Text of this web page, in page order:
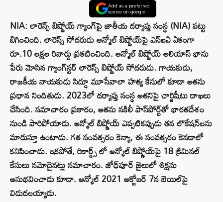
Add as a preferred
source on google
NIA: లారెన్స్ బిష్ణోయ్ గ్యాంగ్‌పై జాతీయ దర్యాప్తు సంస్థ (NIA) పట్టు
బిగించింది. లారెన్స్ సోదరుడు అన్మోల్ బిష్ణోయ్‌పై ఎన్‌ఐఏ ఏకంగా
రూ.10 లక్షల రివార్డు ప్రకటించింది. అన్మోల్ బిష్ణోయ్ అలియాస్ భాను
పేరు మోసిన గ్యాంగ్‌స్టర్ లారెన్స్ బిష్ణోయ్ సోదరుడు. గాయకుడు,
రాజకీయ నాయకుడు సిద్ధూ మూసేవాలా హత్య కేసులో కూడా అతను
ప్రధాన నిందితుడు. 2023లో దర్యాప్తు సంస్థ అతనిపై చార్జిషీటు దాఖలు
చేసింది. సమాచారం ప్రకారం, అతను నకిలీ పాస్‌పోర్ట్‌తో భారతదేశం
నుండి పారిపోయాడు. అన్మోల్ బిష్ణోయ్ ఎప్పటికప్పుడు తన లొకేషన్‌లను
మారుస్తూ ఉంటాడు. గత సంవత్సరం కెన్యా, ఈ సంవత్సరం కెనడాలో
కనిపించాడు. ఇకపోతే, రికార్డ్స్ లో అన్మోల్ బిష్ణోయ్‌పై 18 క్రిమినల్
కేసులు నమోదైనట్లు సమాచారం. జోధ్‌పూర్ జైలులో శిక్షను
అనుభవించాడు కూడా. అన్మోల్ 2021 అక్టోబర్ 7న బెయిల్‌పై
విడుదలయ్యాడు.